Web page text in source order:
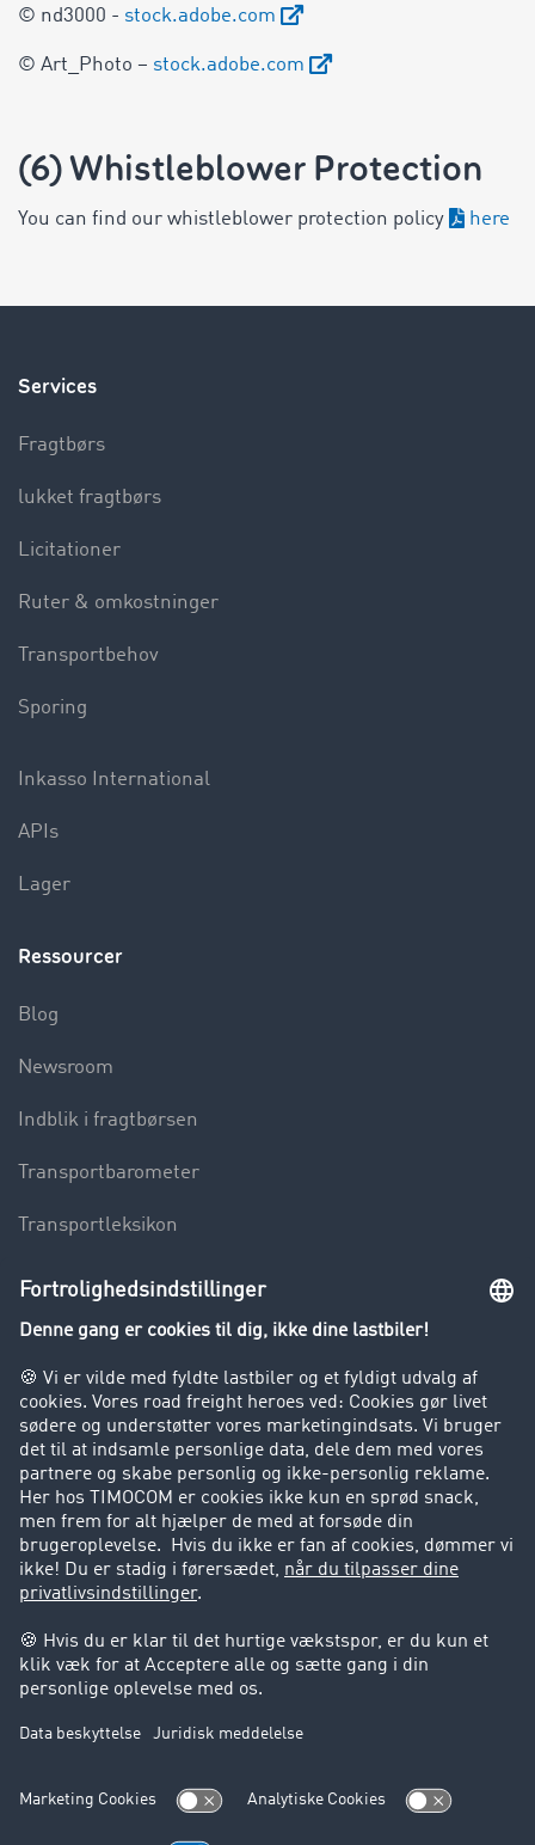
© nd3000 - stock.adobe.com
© Art_Photo – stock.adobe.com
(6) Whistleblower Protection
You can find our whistleblower protection policy here
Services
Fragtbørs
lukket fragtbørs
Licitationer
Ruter & omkostninger
Transportbehov
Sporing
Inkasso International
APIs
Lager
Ressourcer
Blog
Newsroom
Indblik i fragtbørsen
Transportbarometer
Transportleksikon
Lastbilkørsel forbudt
Kunder hverver kunder
Success Stories
Support
Support
Juridiske forhold
Kolofon
Brugerbetingelser